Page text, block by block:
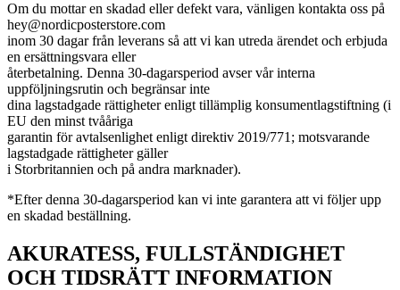
Om du mottar en skadad eller defekt vara, vänligen kontakta oss på
hey@nordicposterstore.com
inom 30 dagar från leverans så att vi kan utreda ärendet och erbjuda
en ersättningsvara eller
återbetalning. Denna 30-dagarsperiod avser vår interna
uppföljningsrutin och begränsar inte
dina lagstadgade rättigheter enligt tillämplig konsumentlagstiftning (i
EU den minst tvååriga
garantin för avtalsenlighet enligt direktiv 2019/771; motsvarande
lagstadgade rättigheter gäller
i Storbritannien och på andra marknader).
*Efter denna 30-dagarsperiod kan vi inte garantera att vi följer upp
en skadad beställning.
AKURATESS, FULLSTÄNDIGHET
OCH TIDSRÄTT INFORMATION